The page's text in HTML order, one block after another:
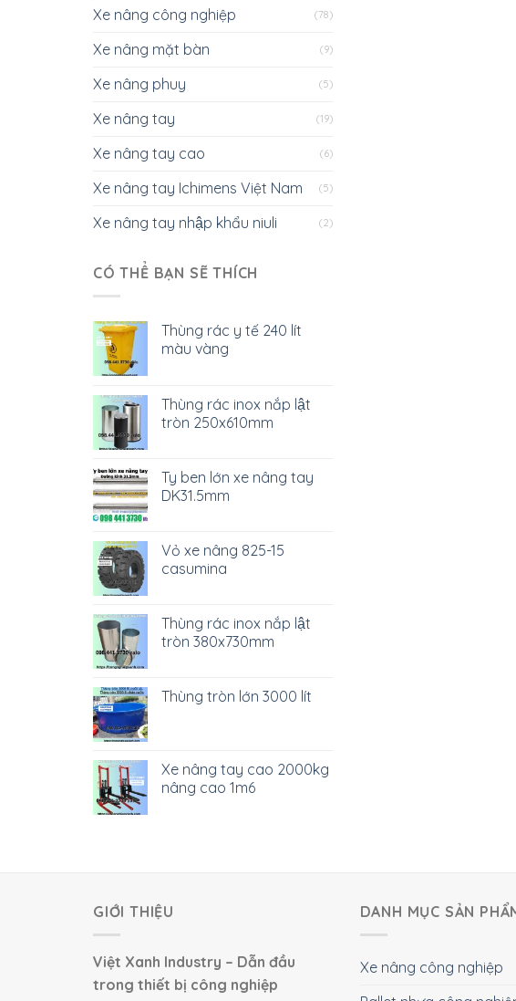
Xe nâng công nghiệp (78)
Xe nâng mặt bàn (9)
Xe nâng phuy (5)
Xe nâng tay (19)
Xe nâng tay cao (6)
Xe nâng tay Ichimens Việt Nam (5)
Xe nâng tay nhập khẩu niuli (2)
CÓ THỂ BẠN SẼ THÍCH
Thùng rác y tế 240 lít
màu vàng
Thùng rác inox nắp lật
tròn 250x610mm
Ty ben lớn xe nâng tay
DK31.5mm
Vỏ xe nâng 825-15
casumina
Thùng rác inox nắp lật
tròn 380x730mm
Thùng tròn lớn 3000 lít
Xe nâng tay cao 2000kg
nâng cao 1m6
GIỚI THIỆU
Việt Xanh Industry – Dẫn đầu
trong thiết bị công nghiệp
DANH MỤC SẢN
Xe nâng công nghiệp